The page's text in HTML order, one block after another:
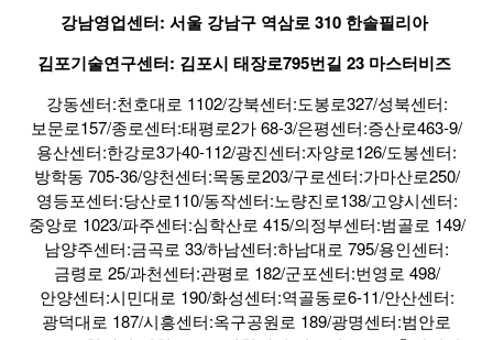
강남영업센터: 서울 강남구 역삼로 310 한솔필리아
김포기술연구센터: 김포시 태장로795번길 23 마스터비즈
강동센터:천호대로 1102/강북센터:도봉로327/성북센터:
보문로157/종로센터:태평로2가 68-3/은평센터:증산로463-9/
용산센터:한강로3가40-112/광진센터:자양로126/도봉센터:
방학동 705-36/양천센터:목동로203/구로센터:가마산로250/
영등포센터:당산로110/동작센터:노량진로138/고양시센터:
중앙로 1023/파주센터:심학산로 415/의정부센터:범골로 149/
남양주센터:금곡로 33/하남센터:하남대로 795/용인센터:
금령로 25/과천센터:관평로 182/군포센터:번영로 498/
안양센터:시민대로 190/화성센터:역골동로6-11/안산센터:
광덕대로 187/시흥센터:옥구공원로 189/광명센터:범안로